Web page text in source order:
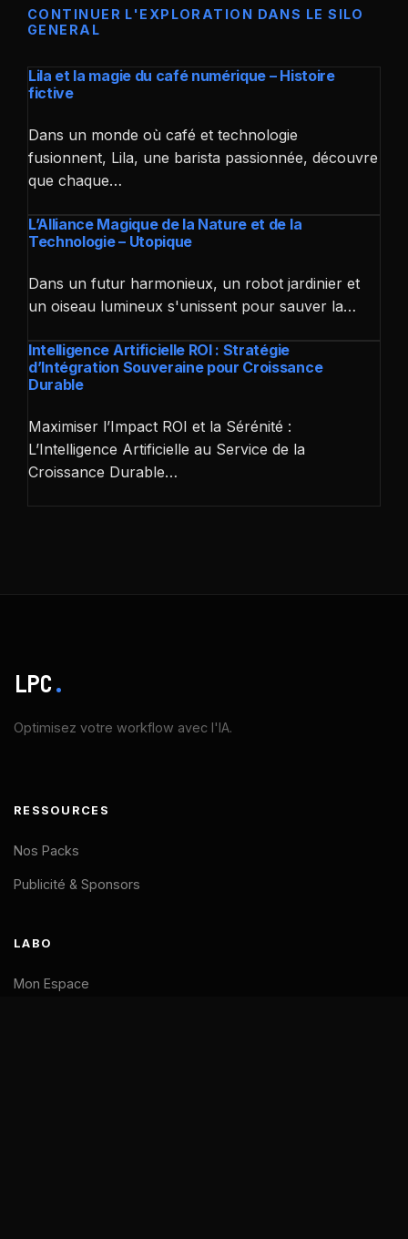
CONTINUER L'EXPLORATION DANS LE SILO
GENERAL
Lila et la magie du café numérique – Histoire
fictive
Dans un monde où café et technologie
fusionnent, Lila, une barista passionnée, découvre
que chaque…
L’Alliance Magique de la Nature et de la
Technologie – Utopique
Dans un futur harmonieux, un robot jardinier et
un oiseau lumineux s'unissent pour sauver la…
Intelligence Artificielle ROI : Stratégie
d’Intégration Souveraine pour Croissance
Durable
Maximiser l’Impact ROI et la Sérénité :
L’Intelligence Artificielle au Service de la
Croissance Durable…
LPC.
Optimisez votre workflow avec l'IA.
RESSOURCES
Nos Packs
Publicité & Sponsors
LABO
Mon Espace